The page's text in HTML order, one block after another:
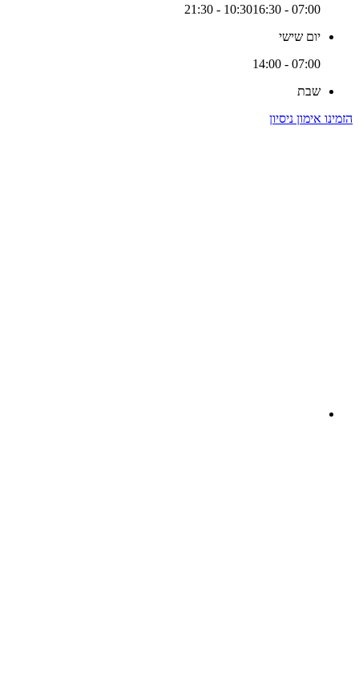
07:00 - 10:30
16:30 - 21:30
יום שישי
07:00 - 14:00
שבת
הזמינו אימון ניסיון